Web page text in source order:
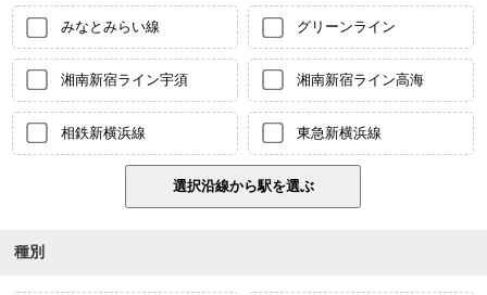
みなとみらい線 グリーンライン
湘南新宿ライン宇須 湘南新宿ライン高海
相鉄新横浜線 東急新横浜線
種別